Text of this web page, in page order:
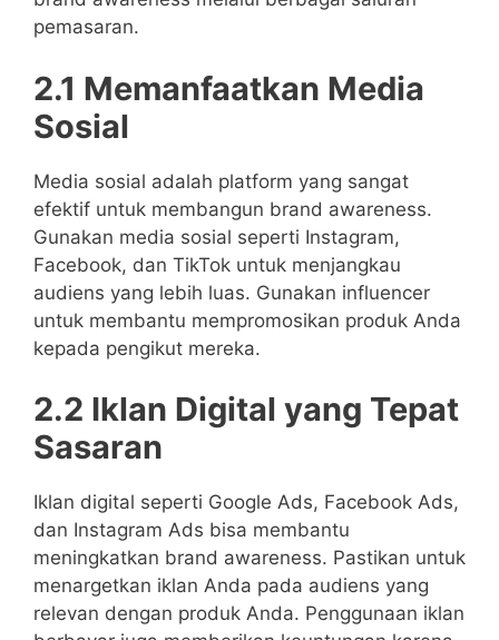
pemasaran.
2.1 Memanfaatkan Media
Sosial
Media sosial adalah platform yang sangat
efektif untuk membangun brand awareness.
Gunakan media sosial seperti Instagram,
Facebook, dan TikTok untuk menjangkau
audiens yang lebih luas. Gunakan influencer
untuk membantu mempromosikan produk Anda
kepada pengikut mereka.
2.2 Iklan Digital yang Tepat
Sasaran
Iklan digital seperti Google Ads, Facebook Ads,
dan Instagram Ads bisa membantu
meningkatkan brand awareness. Pastikan untuk
menargetkan iklan Anda pada audiens yang
relevan dengan produk Anda. Penggunaan iklan